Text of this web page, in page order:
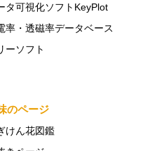
タ可視化ソフトKeyPlot
率・透磁率データベース
ーソフト
のページ
けん花図鑑